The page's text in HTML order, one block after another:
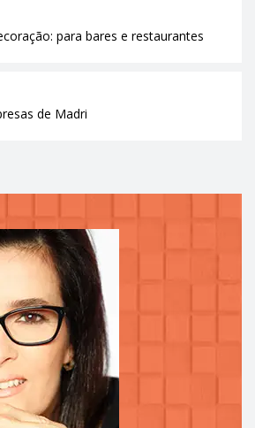
para bares e restaurantes
de Madri